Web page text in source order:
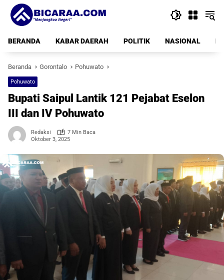
Langsung
konten
BERANDA
KABAR DAERAH POLITIK NASIONAL
Beranda Gorontalo Pohuwato
Pohuwato
Bupati Saipul Lantik 121 Pejabat Eselon
III dan IV Pohuwato
Redaksi
7 Min Baca
Oktober 3, 2025